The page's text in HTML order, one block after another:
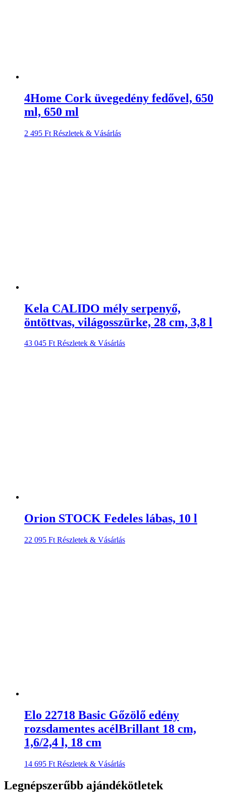
4Home Cork üvegedény fedővel, 650
ml, 650 ml
2 495 Ft Részletek & Vásárlás
Kela CALIDO mély serpenyő,
öntöttvas, világosszürke, 28 cm, 3,8 l
43 045 Ft Részletek & Vásárlás
Orion STOCK Fedeles lábas, 10 l
22 095 Ft Részletek & Vásárlás
Elo 22718 Basic Gőzölő edény
rozsdamentes acélBrillant 18 cm,
1,6/2,4 l, 18 cm
14 695 Ft Részletek & Vásárlás
Legnépszerűbb ajándékötletek